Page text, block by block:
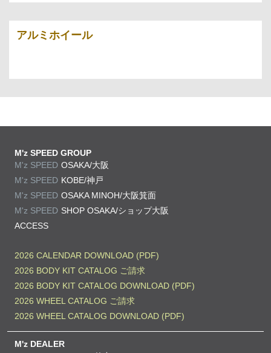
アルミホイール
M'z SPEED GROUP
M'z SPEED OSAKA/大阪
M'z SPEED KOBE/神戸
M'z SPEED OSAKA MINOH/大阪箕面
M'z SPEED SHOP OSAKA/ショップ大阪
ACCESS
2026 CALENDAR DOWNLOAD (PDF)
2026 BODY KIT CATALOG ご請求
2026 BODY KIT CATALOG DOWNLOAD (PDF)
2026 WHEEL CATALOG ご請求
2026 WHEEL CATALOG DOWNLOAD (PDF)
M'z DEALER